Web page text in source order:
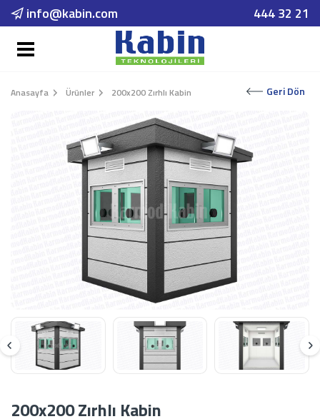
info@kabin.com 444 32 21
Anasayfa Ürünler 200x200 Zırhlı Kabin Geri Dön
200x200 Zırhlı Kabin